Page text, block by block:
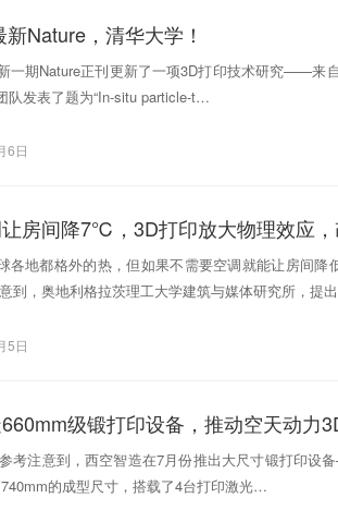
Nature，清华大学！
一期Nature正刊更新了一项3D打印技术研究——来
队发表了题为“In‑situ particle‑t…
6日
房间降7℃，3D打印放大物理效应
各地都格外的热，但如果不需要空调就能让房间
到，奥地利格拉茨理工大学建筑与媒体研究所，提
5日
级锻打印设备，推动空天动力
考注意到，西空智造在7月份推出大尺寸锻打印设
的成型尺寸，搭载了4台打印激光…